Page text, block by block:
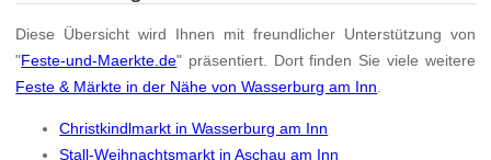
Diese Übersicht wird Ihnen mit freundlicher Unterstützung von
"Feste-und-Maerkte.de" präsentiert. Dort finden Sie viele weitere
Feste & Märkte in der Nähe von Wasserburg am Inn
Christkindlmarkt in Wasserburg am Inn
Stall-Weihnachtsmarkt in Aschau am Inn